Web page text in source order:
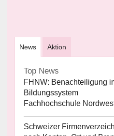
News Aktion
Top News
FHNW: Benachteiligung
Bildungssystem
Fachhochschule
Schweizer